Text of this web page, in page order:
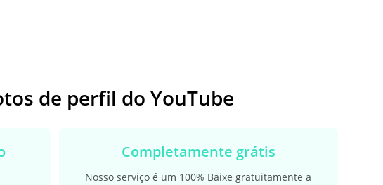
de perfil do YouTube
Completamente grátis
Nosso serviço é um 100% Baixe gratuitamente a